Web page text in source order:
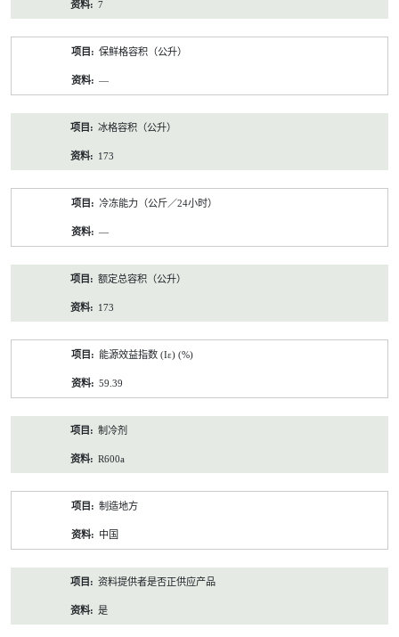
7
保鲜格容积（公升）
—
冰格容积（公升）
173
冷冻能力（公斤／24小时）
—
额定总容积（公升）
173
能源效益指数 (Iε) (%)
59.39
制冷剂
R600a
制造地方
中国
资料提供者是否正供应产品
是